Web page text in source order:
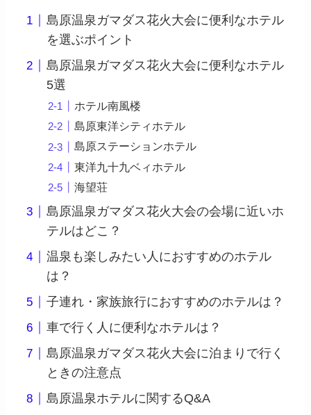
島原温泉ガマダス花火大会に便利なホテル
を選ぶポイント
島原温泉ガマダス花火大会に便利なホテル
5選
ホテル南風楼
島原東洋シティホテル
島原ステーションホテル
東洋九十九ベィホテル
海望荘
島原温泉ガマダス花火大会の会場に近いホ
テルはどこ？
温泉も楽しみたい人におすすめのホテル
は？
子連れ・家族旅行におすすめのホテルは？
車で行く人に便利なホテルは？
島原温泉ガマダス花火大会に泊まりで行く
ときの注意点
島原温泉ホテルに関するQ&A